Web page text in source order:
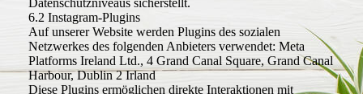
Datenschutzniveaus sicherstellt.
6.2 Instagram-Plugins
Auf unserer Website werden Plugins des sozialen
Netzwerkes des folgenden Anbieters verwendet: Meta
Platforms Ireland Ltd., 4 Grand Canal Square, Grand Canal
Harbour, Dublin 2 Irland
Diese Plugins ermöglichen direkte Interaktionen mit